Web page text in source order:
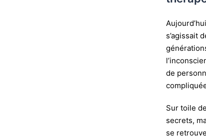
s’agissait
de
Sur toile
secrets,
se